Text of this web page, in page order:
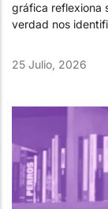
gráfica reflexiona
verdad nos
25 Julio, 2026